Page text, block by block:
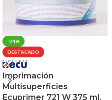
-24%
DESTACADO
Imprimación
Multisuperficies
Ecuprimer 721 W 375 ml.